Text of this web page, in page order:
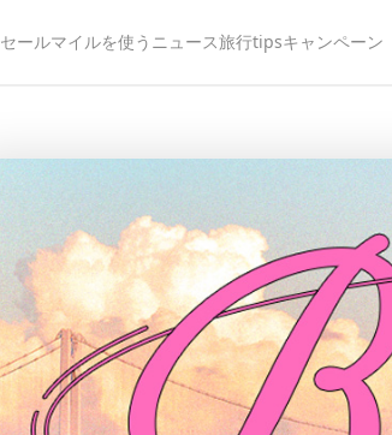
セールマイルを使う ニュース旅行tipsキャンペーン